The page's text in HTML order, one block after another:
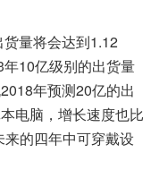
量将会达到1.12
10亿级别的出货量
年预测20亿的出
电脑，增长速度也比
的四年中可穿戴设